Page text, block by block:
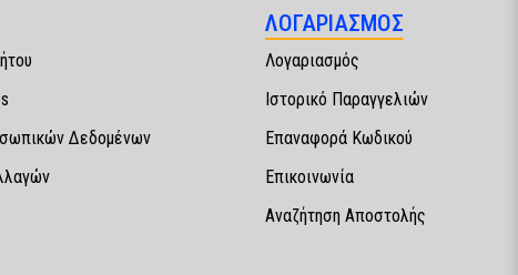
Δεδομένων
ΛΟΓΑΡΙΑΣΜΟΣ
Λογαριασμός
Ιστορικό Παραγγελιών
Επαναφορά Κωδικού
Επικοινωνία
Αναζήτηση Αποστολής